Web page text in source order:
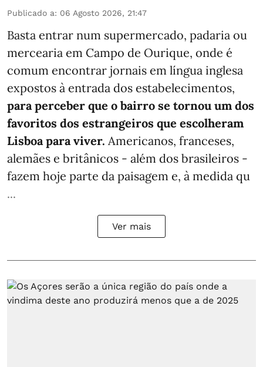
Publicado a: 06 Agosto 2026, 21:47
Basta entrar num supermercado, padaria ou
mercearia em Campo de Ourique, onde é
comum encontrar jornais em língua inglesa
expostos à entrada dos estabelecimentos,
para perceber que o bairro se tornou um dos
favoritos dos estrangeiros que escolheram
Lisboa para viver. Americanos, franceses,
alemães e britânicos - além dos brasileiros -
fazem hoje parte da paisagem e, à medida qu
...
Ver mais